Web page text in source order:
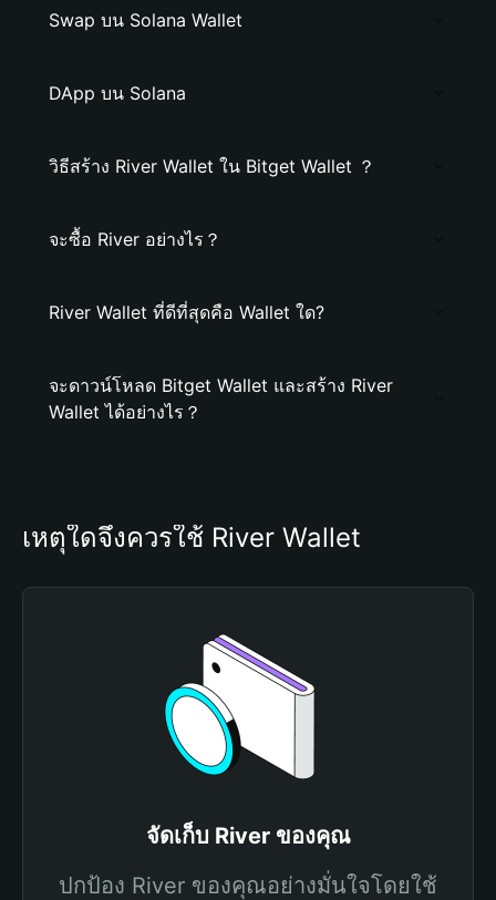
Swap บน Solana Wallet
DApp บน Solana
วิธีสร้าง River Wallet ใน Bitget Wallet ？
จะซื้อ River อย่างไร？
River Wallet ที่ดีที่สุดคือ Wallet ใด?
จะดาวน์โหลด Bitget Wallet และสร้าง River
Wallet ได้อย่างไร？
เหตุใดจึงควรใช้ River Wallet
จัดเก็บ River ของคุณ
ปกป้อง River ของคุณอย่างมั่นใจโดยใช้